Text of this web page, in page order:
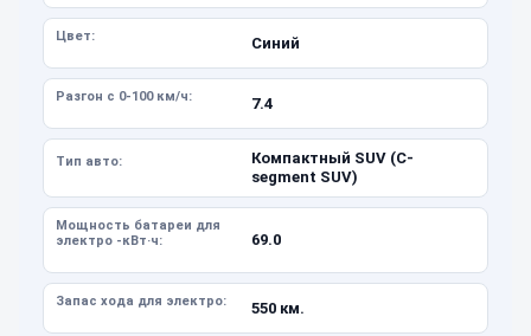
Цвет: Синий
Разгон с 0-100 км/ч: 7.4
Тип авто:
Компактный SUV (C-
segment SUV)
Мощность батареи для
электро -кВт·ч:
69.0
Запас хода для электро: 550 км.